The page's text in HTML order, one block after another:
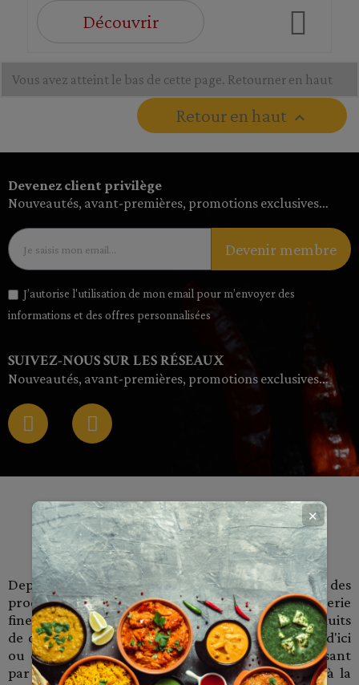
Découvrir
Vous avez atteint le bas de cette page. Retourner en haut
Retour en haut 
Devenez client privilège
Nouveautés, avant-premières, promotions exclusives…
Devenir membre
J’autorise l'utilisation de mon email pour m’envoyer des
informations et des offres personnalisées
SUIVEZ-NOUS SUR LES RÉSEAUX
Nouveautés, avant-premières, promotions exclusives…
CUISINE DE CHEFFE.COM AU SERVICE
DE VOTRE QUOTIDIEN ET DE VOTRE
GOURMANDISE
Depuis 2019, notre Cheffe sélectionne pour vous des
produits d'épicerie de votre quotidien et d'épicerie
fine. Nous vous proposons un large choix de produits
de qualité, originaux, authentiques et savoureux d'ici
ou d'ailleurs. Du petit déjeuner au diner, en passant
par le goûter et le brunch, en un clic tout est à la
✕